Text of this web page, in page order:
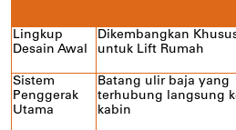
Lingkup
Desain Awal
Dikembangkan
untuk Lift Rumah
Sistem
Penggerak
Utama
Batang ulir baja yang
terhubung langsung
kabin